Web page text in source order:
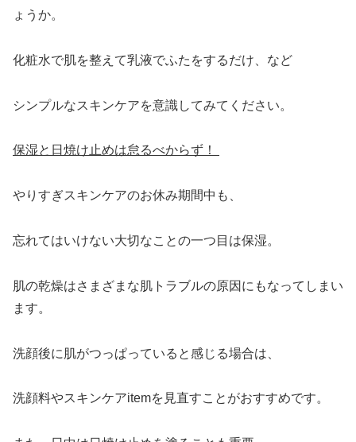
ょうか。
化粧水で肌を整えて乳液でふたをするだけ、など
シンプルなスキンケアを意識してみてください。
保湿と日焼け止めは怠るべからず！
やりすぎスキンケアのお休み期間中も、
忘れてはいけない大切なことの一つ目は保湿。
肌の乾燥はさまざまな肌トラブルの原因にもなってしまい
ます。
洗顔後に肌がつっぱっていると感じる場合は、
洗顔料やスキンケアitemを見直すことがおすすめです。